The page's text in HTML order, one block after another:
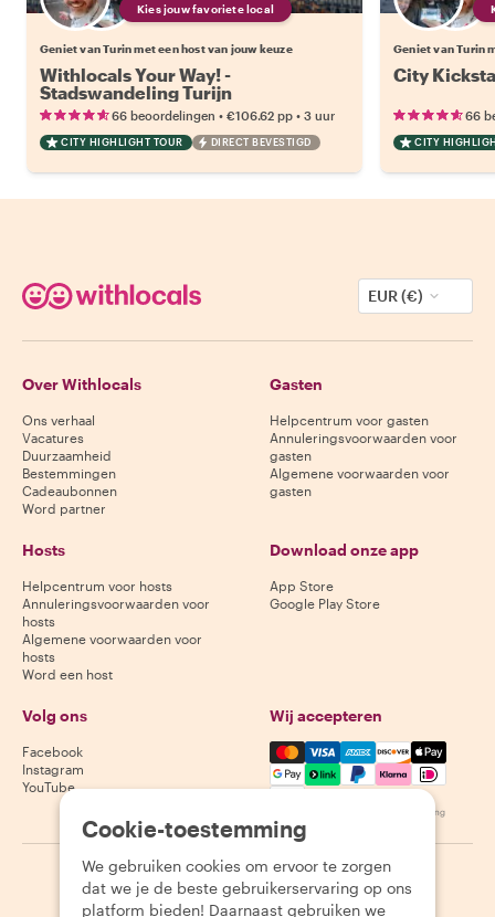
Kies jouw favoriete local
Geniet van Turin met een host van jouw keuze
Withlocals Your Way! -
Stadswandeling Turijn
66 beoordelingen • €106.62 pp • 3 uur
CITY HIGHLIGHT TOUR DIRECT BEVESTIGD
Geniet van Turin
City
66
CITY
EUR (€)
Over Withlocals
Ons verhaal
Vacatures
Duurzaamheid
Bestemmingen
Cadeaubonnen
Word partner
Gasten
Helpcentrum voor gasten
Annuleringsvoorwaarden voor
gasten
Algemene voorwaarden voor
gasten
Hosts
Helpcentrum voor hosts
Annuleringsvoorwaarden voor
hosts
Algemene voorwaarden voor
hosts
Word een host
Download onze app
App Store
Google Play Store
Volg ons
Facebook
Instagram
YouTube
Wij accepteren
Mastercard, Visa, Amex,
Beschikbaarheid varieert per bestemming
2026 Withlocals.com Privacybeleid Cookies
Cookie-toestemming
We gebruiken cookies om ervoor te zorgen
dat we je de beste gebruikerservaring op ons
platform bieden! Daarnaast gebruiken we